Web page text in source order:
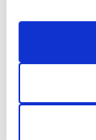
Privacy*
Autorizzo il
previsto dalla
Spuntando